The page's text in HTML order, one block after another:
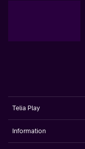
Telia Play
Information